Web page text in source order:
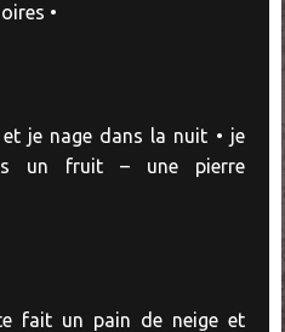
•
je nage dans la nuit • je
un fruit – une pierre
fait un pain de neige et